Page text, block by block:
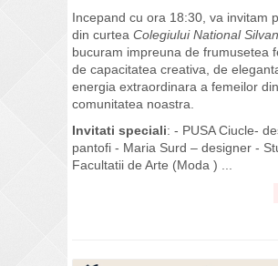
Incepand cu ora 18:30, va invitam
din curtea Colegiului National
bucuram impreuna de frumusetea
de capacitatea creativa, de
energia extraordinara a femeilor din
comunitatea noastra.
Invitati speciali: - PUSA Ciucle-
pantofi - Maria Surd – designer -
Facultatii de Arte (Moda ) ...